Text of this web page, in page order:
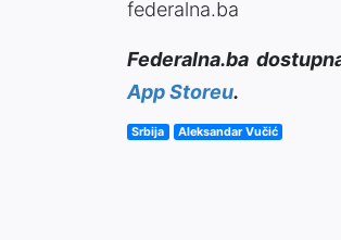
federalna.ba
Federalna.ba
App Storeu.
Srbija Aleksandar Vučić